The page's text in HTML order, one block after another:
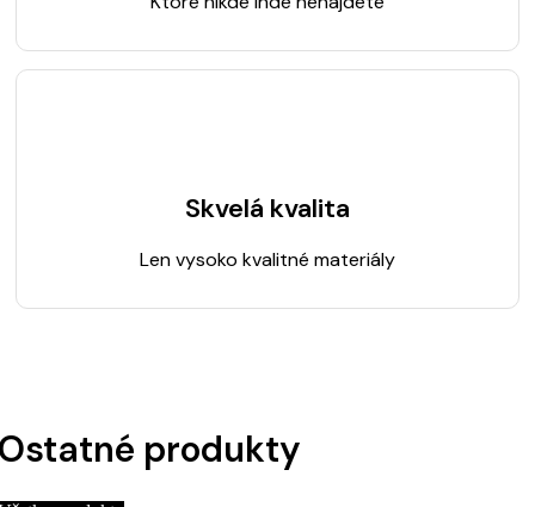
Skvelá kvalita
Len vysoko kvalitné materiály
produkty